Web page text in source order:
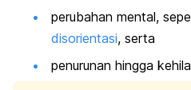
perubahan mental,
disorientasi, serta
penurunan hingga